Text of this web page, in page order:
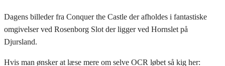
Dagens billeder fra Conquer the Castle der afholdes i fantastiske
omgivelser ved Rosenborg Slot der ligger ved Hornslet på
Djursland.
Hvis man ønsker at læse mere om selve OCR løbet så kig her: